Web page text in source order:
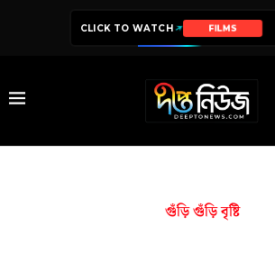
CLICK TO WATCH FILMS
গুঁড়ি গুঁড়ি বৃষ্টি